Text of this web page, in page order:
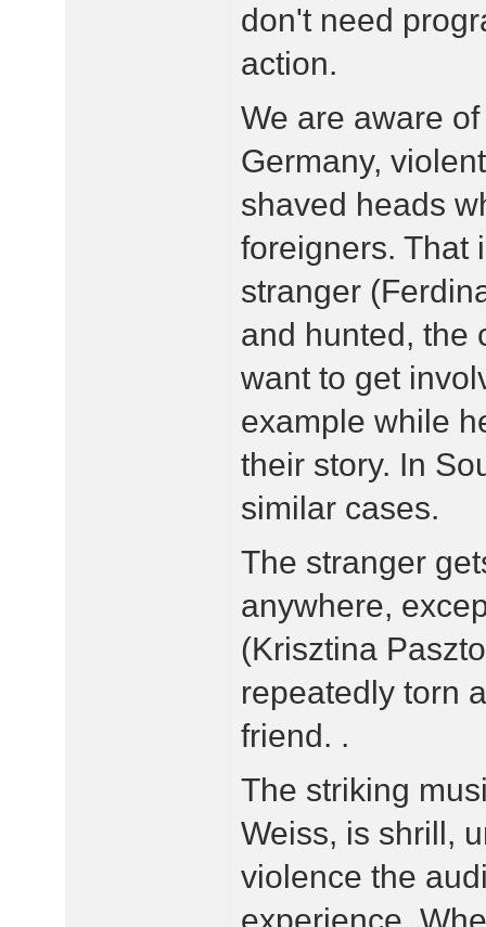
don't need
action.
We are aware
Germany,
shaved heads
foreigners. That
stranger
and hunted, the
want to get
example while
their story. In
similar cases.
The stranger
anywhere,
(Krisztina
repeatedly torn
friend. .
The striking
Weiss, is shrill,
violence the